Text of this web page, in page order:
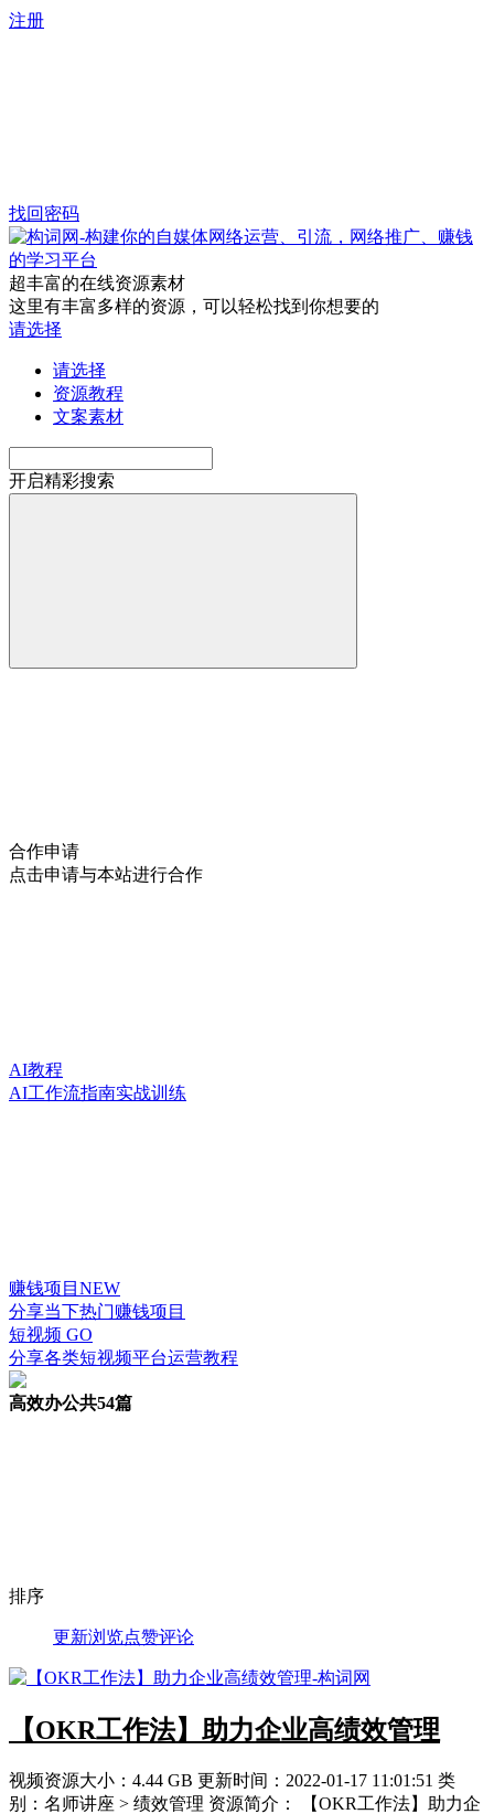
注册
找回密码
超丰富的在线资源素材
这里有丰富多样的资源，可以轻松找到你想要的
请选择
请选择
资源教程
文案素材
开启精彩搜索
合作申请
点击申请与本站进行合作
AI教程
AI工作流指南实战训练
赚钱项目 NEW
分享当下热门赚钱项目
短视频 GO
分享各类短视频平台运营教程
高效办公共54篇
排序
更新浏览点赞评论
【OKR工作法】助力企业高绩效管理
视频资源大小：4.44 GB 更新时间：2022-01-17 11:01:51 类
别：名师讲座 > 绩效管理 资源简介： 【OKR工作法】助力企